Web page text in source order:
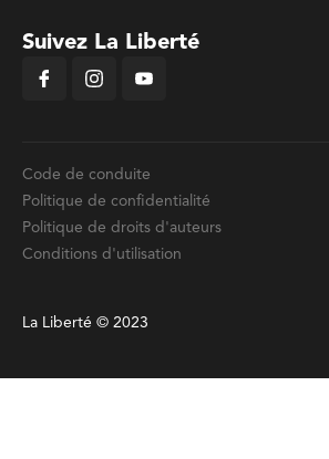
Suivez La Liberté
Code de conduite
Politique de confidentialité
Politique de droits d'auteurs
Conditions d'utilisation
La Liberté © 2023